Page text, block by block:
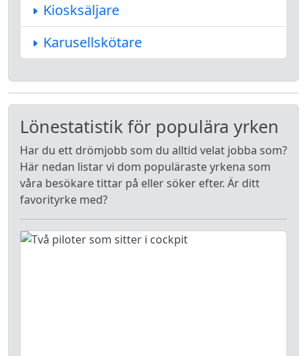
Kiosksäljare
Karusellskötare
Lönestatistik för populära yrken
Har du ett drömjobb som du alltid velat jobba som?
Här nedan listar vi dom populäraste yrkena som
våra besökare tittar på eller söker efter. Är ditt
favorityrke med?